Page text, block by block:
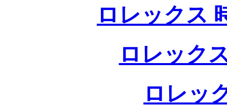
ロレックス
ロレック
ロレッ